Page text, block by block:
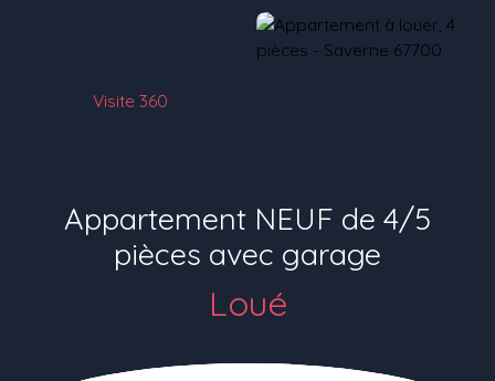
Visite 360
Appartement NEUF de 4/5
pièces avec garage
Loué